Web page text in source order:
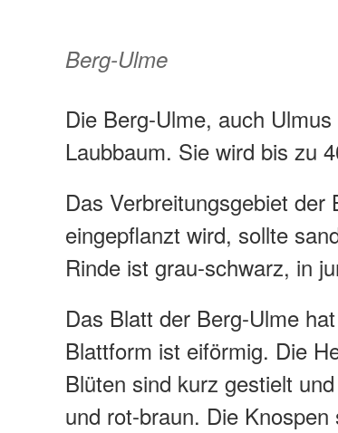
Berg-Ulme
Die Berg-Ulme, auch
Laubbaum. Sie wird bis zu
Das Verbreitungsgebiet
eingepflanzt wird, sollte
Rinde ist grau-schwarz, in
Das Blatt der Berg-Ulme
Blattform ist eiförmig. Die
Blüten sind kurz gestielt
und rot-braun. Die